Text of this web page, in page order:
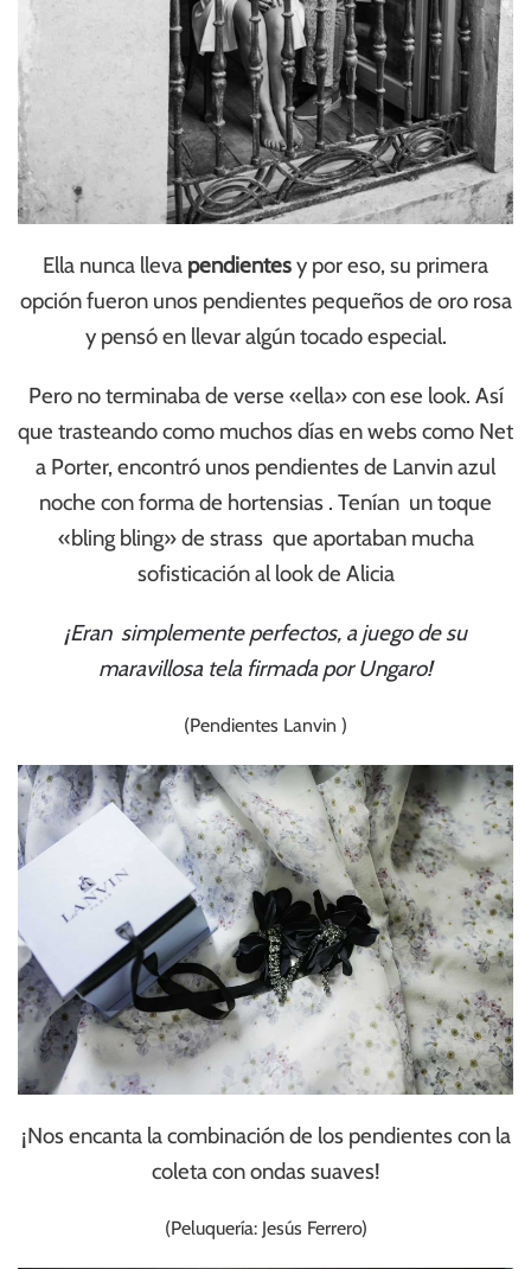
Ella nunca lleva pendientesy por eso, su primera
opción fueron unos pendientes pequeños de oro rosa
y pensó en llevar algún tocado especial.
Pero no terminaba de verse «ella» con ese look. Así
que trasteando como muchos días en webs como Net
a Porter, encontró unos pendientes de Lanvin azul
noche con forma de hortensias . Tenían un toque
«bling bling» de strass que aportaban mucha
sofisticación al look de Alicia
¡Eran simplemente perfectos, a juego de su
maravillosa tela firmada por Ungaro!
(Pendientes Lanvin )
¡Nos encanta la combinación de los pendientes con la
coleta con ondas suaves!
(Peluquería: Jesús Ferrero)